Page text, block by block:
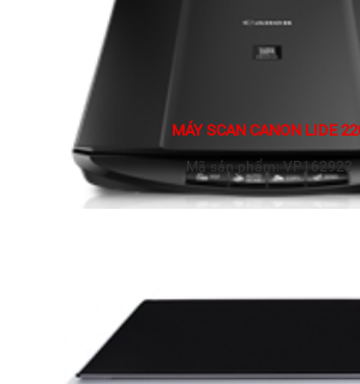
MÁY SCAN CANON LIDE
Mã sản phẩm:VP162923